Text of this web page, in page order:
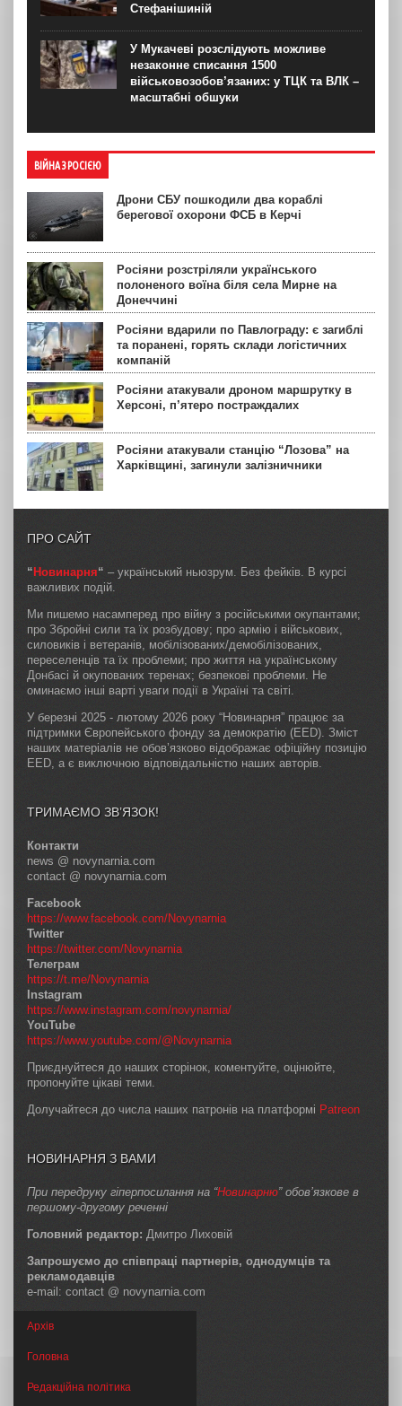
Стефанішиній
У Мукачеві розслідують можливе
незаконне списання 1500
військовозобов’язаних: у ТЦК та ВЛК –
масштабні обшуки
ВІЙНА З РОСІЄЮ
Дрони СБУ пошкодили два кораблі
берегової охорони ФСБ в Керчі
Росіяни розстріляли українського
полоненого воїна біля села Мирне на
Донеччині
Росіяни вдарили по Павлограду: є загиблі
та поранені, горять склади логістичних
компаній
Росіяни атакували дроном маршрутку в
Херсоні, п’ятеро постраждалих
Росіяни атакували станцію “Лозова” на
Харківщині, загинули залізничники
ПРО САЙТ
“Новинарня“ – український ньюзрум. Без фейків. В курсі
важливих подій.
Ми пишемо насамперед про війну з російськими окупантами;
про Збройні сили та їх розбудову; про армію і військових,
силовиків і ветеранів, мобілізованих/демобілізованих,
переселенців та їх проблеми; про життя на українському
Донбасі й окупованих теренах; безпекові проблеми. Не
оминаємо інші варті уваги події в Україні та світі.
У березні 2025 - лютому 2026 року “Новинарня” працює за
підтримки Європейського фонду за демократію (EED). Зміст
наших матеріалів не обов’язково відображає офіційну позицію
EED, а є виключною відповідальністю наших авторів.
ТРИМАЄМО ЗВ’ЯЗОК!
Контакти
news @ novynarnia.com
contact @ novynarnia.com
Facebook
https://www.facebook.com/Novynarnia
Twitter
https://twitter.com/Novynarnia
Телеграм
https://t.me/Novynarnia
Instagram
https://www.instagram.com/novynarnia/
YouTube
https://www.youtube.com/@Novynarnia
Приєднуйтеся до наших сторінок, коментуйте, оцінюйте,
пропонуйте цікаві теми.
Долучайтеся до числа наших патронів на платформі Patreon
НОВИНАРНЯ З ВАМИ
При передруку гіперпосилання на “Новинарню” обов’язкове в
першому-другому реченні
Головний редактор: Дмитро Лиховій
Запрошуємо до співпраці партнерів, однодумців та
рекламодавців
e-mail: contact @ novynarnia.com
Архів
Головна
Редакційна політика